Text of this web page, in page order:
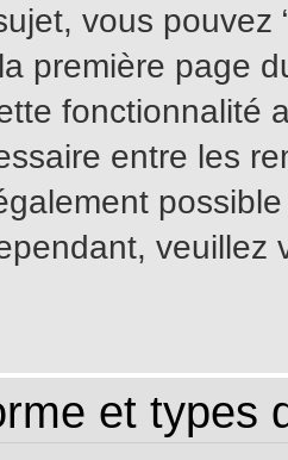
vous pouvez
première page
fonctionnalité
entre les
veuillez
et types